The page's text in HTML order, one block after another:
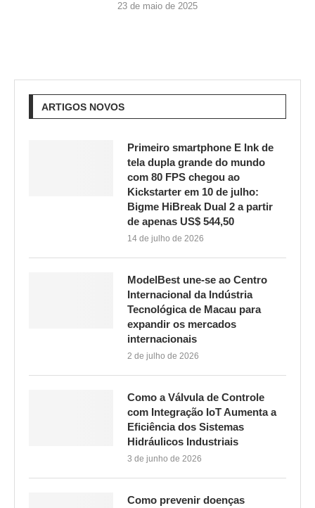
23 de maio de 2025
ARTIGOS NOVOS
Primeiro smartphone E Ink de
tela dupla grande do mundo
com 80 FPS chegou ao
Kickstarter em 10 de julho:
Bigme HiBreak Dual 2 a partir
de apenas US$ 544,50
14 de julho de 2026
ModelBest une-se ao Centro
Internacional da Indústria
Tecnológica de Macau para
expandir os mercados
internacionais
2 de julho de 2026
Como a Válvula de Controle
com Integração IoT Aumenta a
Eficiência dos Sistemas
Hidráulicos Industriais
3 de junho de 2026
Como prevenir doenças